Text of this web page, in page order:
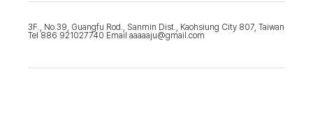
3F., No.39, Guangfu Rod., Sanmin Dist., Kaohsiung City 807, Taiwan
Tel 886 921027740 Email aaaaaju@gmail.com